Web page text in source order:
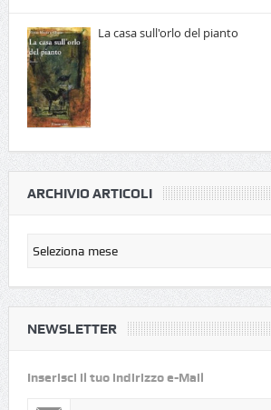
La casa sull'orlo del pianto
ARCHIVIO ARTICOLI
NEWSLETTER
Inserisci il tuo indirizzo e-Mail